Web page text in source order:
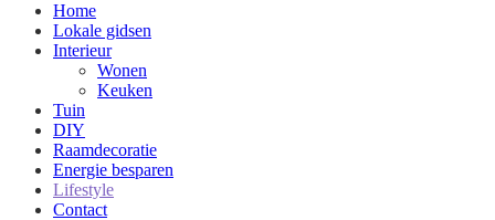
Home
Lokale gidsen
Interieur
Wonen
Keuken
Tuin
DIY
Raamdecoratie
Energie besparen
Lifestyle
Contact